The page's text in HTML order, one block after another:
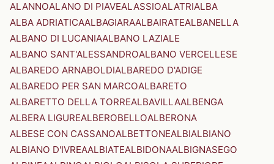
ALANNOALANO DI PIAVEALASSIOALATRIALBA
ALBA ADRIATICAALBAGIARAALBAIRATEALBANELLA
ALBANO DI LUCANIAALBANO LAZIALE
ALBANO SANT'ALESSANDROALBANO VERCELLESE
ALBAREDO ARNABOLDIALBAREDO D'ADIGE
ALBAREDO PER SAN MARCOALBARETO
ALBARETTO DELLA TORREALBAVILLAALBENGA
ALBERA LIGUREALBEROBELLOALBERONA
ALBESE CON CASSANOALBETTONEALBIALBIANO
ALBIANO D'IVREAALBIATEALBIDONAALBIGNASEGO